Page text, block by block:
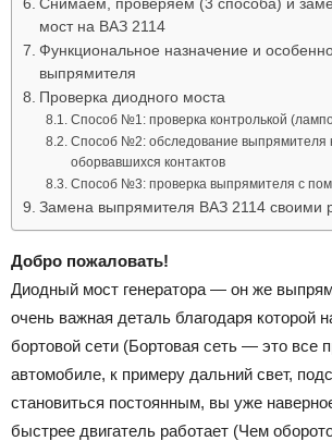
Снимаем, проверяем (3 способа) и
мост на ВАЗ 2114
Функциональное назначение и
выпрямителя
Проверка диодного моста
Способ №1: проверка контролькой
Способ №2: обследование выпрямителя
оборвавшихся контактов
Способ №3: проверка выпрямителя с
Замена выпрямителя ВАЗ 2114 своими
Добро пожаловать!
Диодный мост генератора — он же
очень важная деталь благодаря которой
бортовой сети (Бортовая сеть — это все
автомобиле, к примеру дальний свет,
становиться постоянным, вы уже
быстрее двигатель работает (Чем